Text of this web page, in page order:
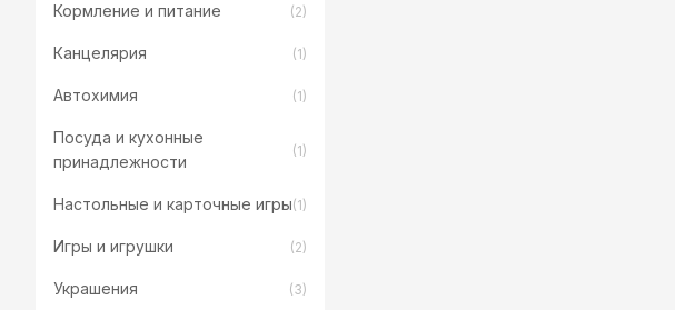
Кормление и питание (2)
Канцелярия (1)
Автохимия (1)
Посуда и кухонные
принадлежности
(1)
Настольные и карточные игры(1)
Игры и игрушки (2)
Украшения (3)